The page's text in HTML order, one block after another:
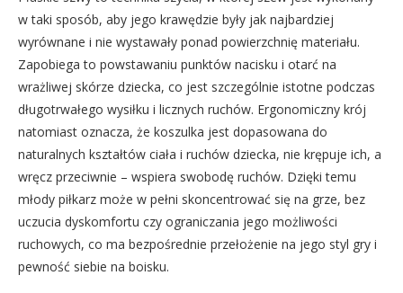
w taki sposób, aby jego krawędzie były jak najbardziej
wyrównane i nie wystawały ponad powierzchnię materiału.
Zapobiega to powstawaniu punktów nacisku i otarć na
wrażliwej skórze dziecka, co jest szczególnie istotne podczas
długotrwałego wysiłku i licznych ruchów. Ergonomiczny krój
natomiast oznacza, że koszulka jest dopasowana do
naturalnych kształtów ciała i ruchów dziecka, nie krępuje ich, a
wręcz przeciwnie – wspiera swobodę ruchów. Dzięki temu
młody piłkarz może w pełni skoncentrować się na grze, bez
uczucia dyskomfortu czy ograniczania jego możliwości
ruchowych, co ma bezpośrednie przełożenie na jego styl gry i
pewność siebie na boisku.